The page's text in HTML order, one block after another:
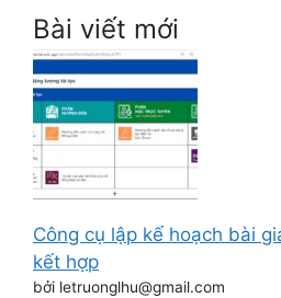
Bài viết mới
Công cụ lập kế hoạch bài
kết hợp
bởi letruonglhu@gmail.com